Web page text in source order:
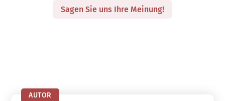
Sagen Sie uns Ihre Meinung!
AUTOR